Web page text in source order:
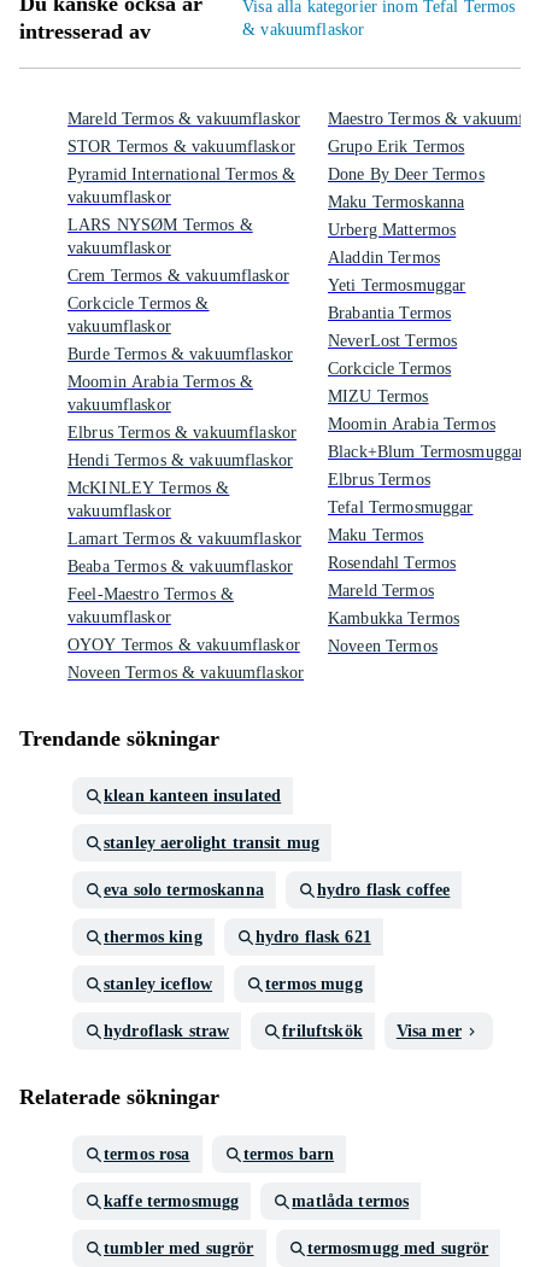
intresserad av
Visa alla kategorier inom Tefal Termos
& vakuumflaskor
Mareld Termos & vakuumflaskor
STOR Termos & vakuumflaskor
Pyramid International Termos &
vakuumflaskor
LARS NYSØM Termos &
vakuumflaskor
Crem Termos & vakuumflaskor
Corkcicle Termos &
vakuumflaskor
Burde Termos & vakuumflaskor
Moomin Arabia Termos &
vakuumflaskor
Elbrus Termos & vakuumflaskor
Hendi Termos & vakuumflaskor
McKINLEY Termos &
vakuumflaskor
Lamart Termos & vakuumflaskor
Beaba Termos & vakuumflaskor
Feel-Maestro Termos &
vakuumflaskor
OYOY Termos & vakuumflaskor
Noveen Termos & vakuumflaskor
Maestro Termos &
Grupo Erik Termos
Done By Deer Termos
Maku Termoskanna
Urberg Mattermos
Aladdin Termos
Yeti Termosmuggar
Brabantia Termos
NeverLost Termos
Corkcicle Termos
MIZU Termos
Moomin Arabia Termos
Black+Blum Termosmuggar
Elbrus Termos
Tefal Termosmuggar
Maku Termos
Rosendahl Termos
Mareld Termos
Kambukka Termos
Noveen Termos
Trendande sökningar
klean kanteen insulated
stanley aerolight transit mug
eva solo termoskanna hydro flask coffee
thermos king hydro flask 621
stanley iceflow termos mugg
hydroflask straw friluftskök Visa mer
Relaterade sökningar
termos rosa termos barn
kaffe termosmugg matlåda termos
tumbler med sugrör termosmugg med sugrör